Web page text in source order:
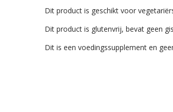
Dit product is geschikt voor
Dit product is glutenvrij, bevat geen
Dit is een voedingssupplement en